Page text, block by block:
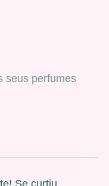
seus perfumes
Se curtiu,